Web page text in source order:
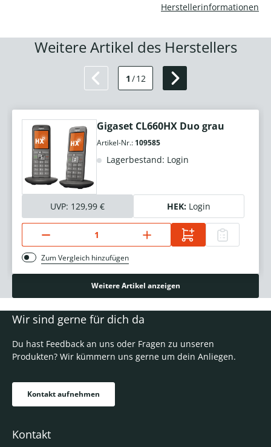
Herstellerinformationen
Weitere Artikel des Herstellers
1 /12
Gigaset CL660HX Duo grau
Artikel-Nr.: 109585
Lagerbestand: Login
UVP: 129,99 € HEK: Login
Zum Vergleich hinzufügen
Weitere Artikel anzeigen
Wir sind gerne für dich da
Du hast Feedback an uns oder Fragen zu unseren
Produkten? Wir kümmern uns gerne um dein Anliegen.
Kontakt aufnehmen
Kontakt